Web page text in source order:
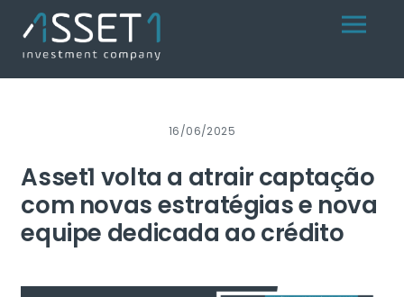
content
Menu
16/06/2025
Asset1 volta a atrair captação
com novas estratégias e nova
equipe dedicada ao crédito